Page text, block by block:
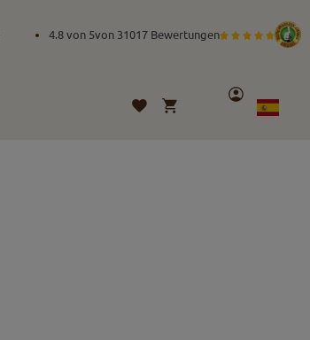
4.8 von 5von 31017 Bewertungen
Lista
Mi cesta
Cuenta
Lenguaje
Spanish